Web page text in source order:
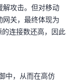
解攻击。但对移动
网关，最终体现为
连接数还高，因此
中，从而在高仿